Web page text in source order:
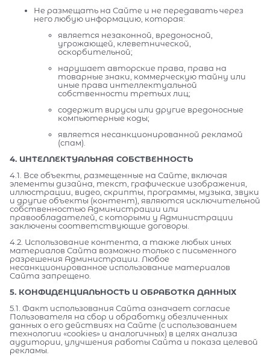
Не размещать на Сайте и не передавать через
него любую информацию, которая:
является незаконной, вредоносной,
угрожающей, клеветнической,
оскорбительной;
нарушает авторские права, права на
товарные знаки, коммерческую тайну или
иные права интеллектуальной
собственности третьих лиц;
содержит вирусы или другие вредоносные
компьютерные коды;
является несанкционированной рекламой
(спам).
4. ИНТЕЛЛЕКТУАЛЬНАЯ СОБСТВЕННОСТЬ
4.1. Все объекты, размещенные на Сайте, включая
элементы дизайна, текст, графические изображения,
иллюстрации, видео, скрипты, программы, музыка, звуки
и другие объекты (контент), являются исключительной
собственностью Администрации или
правообладателей, с которыми у Администрации
заключены соответствующие договоры.
4.2. Использование контента, а также любых иных
материалов Сайта возможно только с письменного
разрешения Администрации. Любое
несанкционированное использование материалов
Сайта запрещено.
5. КОНФИДЕНЦИАЛЬНОСТЬ И ОБРАБОТКА ДАННЫХ
5.1. Факт использования Сайта означает согласие
Пользователя на сбор и обработку обезличенных
данных о его действиях на Сайте (с использованием
технологии «cookies» и аналогичных) в целях анализа
аудитории, улучшения работы Сайта и показа целевой
рекламы.